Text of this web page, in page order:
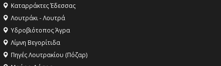
Καταρράκτες Έδεσσας
Λουτράκι - Λουτρά
Υδροβιότοπος Άγρα
Λίμνη Βεγορίτιδα
Πηγές Λουτρακίου (Πόζαρ)